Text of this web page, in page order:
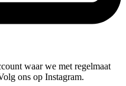
waar we met regelmaat
ons op Instagram.